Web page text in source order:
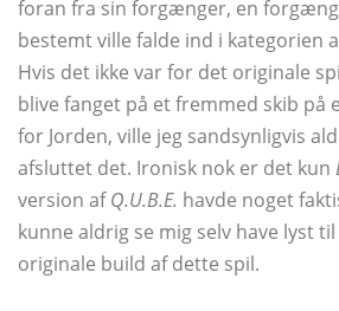
foran fra sin forgænger, en
bestemt ville falde ind i kategorien
Hvis det ikke var for det originale
blive fanget på et fremmed skib på
for Jorden, ville jeg sandsynligvis
afsluttet det. Ironisk nok er det kun
version afQ.U.B.E. havde noget
kunne aldrig se mig selv have lyst
originale build af dette spil.